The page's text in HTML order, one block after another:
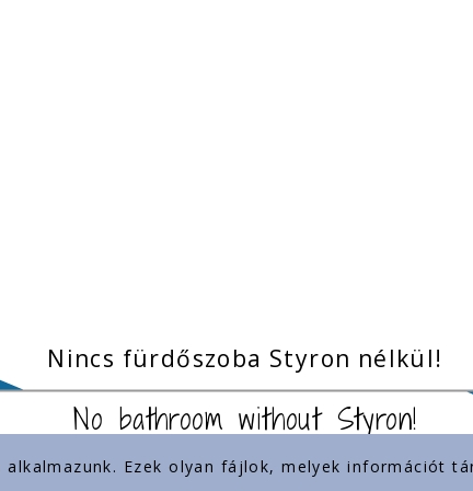
Nincs fürdőszoba Styron nélkül!
No bathroom without Styron!
Jelenlétünk
alkalmazunk. Ezek olyan fájlok, melyek információt